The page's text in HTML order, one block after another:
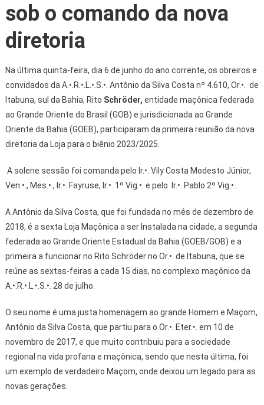
sob o comando da nova
diretoria
Na última quinta-feira, dia 6 de junho do ano corrente, os obreiros e
convidados da A.•.R.•.L.•.S.•. Antônio da Silva Costa nº 4.610, Or.•. de
Itabuna, sul da Bahia, Rito Schröder, entidade maçônica federada
ao Grande Oriente do Brasil (GOB) e jurisdicionada ao Grande
Oriente da Bahia (GOEB), participaram da primeira reunião da nova
diretoria da Loja para o biênio 2023/2025.
A solene sessão foi comanda pelo Ir.•. Vily Costa Modesto Júnior,
Ven.•., Mes.•., Ir.•. Fayruse, Ir.•. 1º Vig.•. e pelo Ir.•. Pablo 2º Vig.•..
A Antônio da Silva Costa, que foi fundada no mês de dezembro de
2018, é a sexta Loja Maçônica a ser Instalada na cidade, a segunda
federada ao Grande Oriente Estadual da Bahia (GOEB/GOB) e a
primeira a funcionar no Rito Schröder no Or.•. de Itabuna, que se
reúne as sextas-feiras a cada 15 dias, no complexo maçônico da
A.•.R.•.L.•.S.•. 28 de julho.
O seu nome é uma justa homenagem ao grande Homem e Maçom,
Antônio da Silva Costa, que partiu para o Or.•. Eter.•. em 10 de
novembro de 2017, e que muito contribuiu para a sociedade
regional na vida profana e maçônica, sendo que nesta última, foi
um exemplo de verdadeiro Maçom, onde deixou um legado para as
novas gerações.